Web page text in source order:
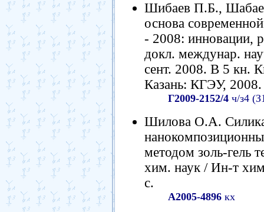
Шибаев П.Б.,
основа
- 2008: инновации,
докл. междунар.
сент. 2008. В 5 кн.
Казань: КГЭУ,
Г2009-2152/4 ч/з4
Шилова О.А.
методом золь-гель
хим. наук / Ин-т
с.
А2005-4896 кх